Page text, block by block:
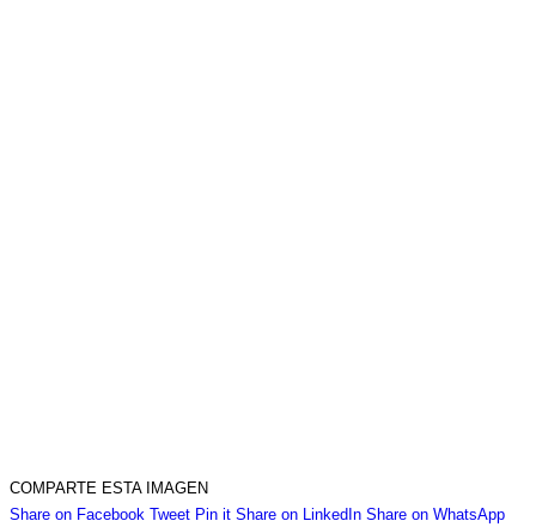
COMPARTE ESTA IMAGEN
Share on Facebook Share
TweetShare
Pin itShare
Share on LinkedInShare
Share on WhatsApp